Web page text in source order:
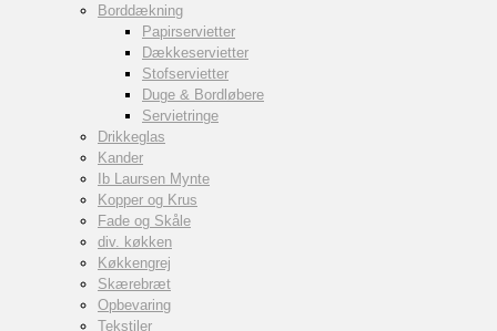
Borddækning
Papirservietter
Dækkeservietter
Stofservietter
Duge & Bordløbere
Servietringe
Drikkeglas
Kander
Ib Laursen Mynte
Kopper og Krus
Fade og Skåle
div. køkken
Køkkengrej
Skærebræt
Opbevaring
Tekstiler